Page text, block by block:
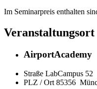
Im Seminarpreis enthalten
Veranstaltungsort
AirportAcademy
Straße LabCampus 52
PLZ / Ort 85356